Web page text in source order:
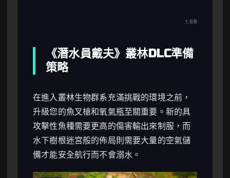
↑ 目錄
《潛水員戴夫》叢林DLC準備
策略
在進入叢林生物群系充滿挑戰的環境之前，
升級您的魚叉槍和氧氣瓶至關重要。新的具
攻擊性魚種需要更高的傷害輸出來制服，而
水下樹根迷宮般的佈局則需要大量的空氣儲
備才能安全航行而不會溺水。